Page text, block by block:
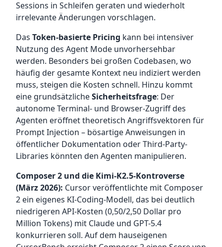
Sessions in Schleifen geraten und wiederholt
irrelevante Änderungen vorschlagen.
Das Token-basierte Pricing kann bei intensiver
Nutzung des Agent Mode unvorhersehbar
werden. Besonders bei großen Codebasen, wo
häufig der gesamte Kontext neu indiziert werden
muss, steigen die Kosten schnell. Hinzu kommt
eine grundsätzlicheSicherheitsfrage: Der
autonome Terminal- und Browser-Zugriff des
Agenten eröffnet theoretisch Angriffsvektoren für
Prompt Injection – bösartige Anweisungen in
öffentlicher Dokumentation oder Third-Party-
Libraries könnten den Agenten manipulieren.
Composer 2 und die Kimi-K2.5-Kontroverse
(März 2026): Cursor veröffentlichte mit Composer
2 ein eigenes KI-Coding-Modell, das bei deutlich
niedrigeren API-Kosten (0,50/2,50 Dollar pro
Million Tokens) mit Claude und GPT-5.4
konkurrieren soll. Auf dem hauseigenen